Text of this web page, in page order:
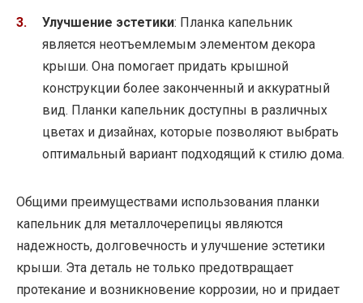
Улучшение эстетики: Планка капельник
является неотъемлемым элементом декора
крыши. Она помогает придать крышной
конструкции более законченный и аккуратный
вид. Планки капельник доступны в различных
цветах и дизайнах, которые позволяют выбрать
оптимальный вариант подходящий к стилю дома.
Общими преимуществами использования планки
капельник для металлочерепицы являются
надежность, долговечность и улучшение эстетики
крыши. Эта деталь не только предотвращает
протекание и возникновение коррозии, но и придает